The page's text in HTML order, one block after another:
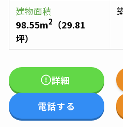
建物面積
98.55m2 （29.81
坪）
詳細
電話する